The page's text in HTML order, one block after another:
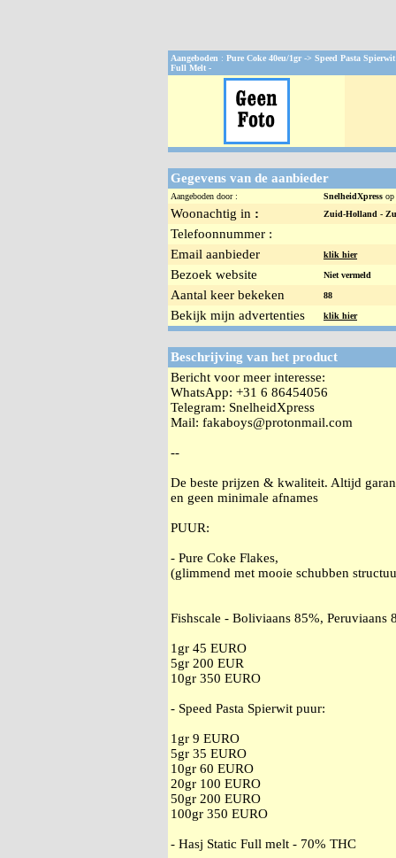
Aangeboden : Pure Coke 40eu/1gr -> Speed Pasta
Full Melt -
Gegevens van de aanbieder
Aangeboden door : SnelheidXpress op
Woonachtig in : Zuid-Holland -
Telefoonnummer :
Email aanbieder
klik hier
Bezoek website Niet vermeld
Aantal keer bekeken 88
Bekijk mijn advertenties klik hier
Beschrijving van het product
Bericht voor meer interesse:
WhatsApp: +31 6 86454056
Telegram: SnelheidXpress
Mail: fakaboys@protonmail.com
--
De beste prijzen & kwaliteit. Altijd
en geen minimale afnames
PUUR:
- Pure Coke Flakes,
(glimmend met mooie schubben
Fishscale - Boliviaans 85%, Peruviaans
1gr 45 EURO
5gr 200 EUR
10gr 350 EURO
- Speed Pasta Spierwit puur:
1gr 9 EURO
5gr 35 EURO
10gr 60 EURO
20gr 100 EURO
50gr 200 EURO
100gr 350 EURO
- Hasj Static Full melt - 70% THC